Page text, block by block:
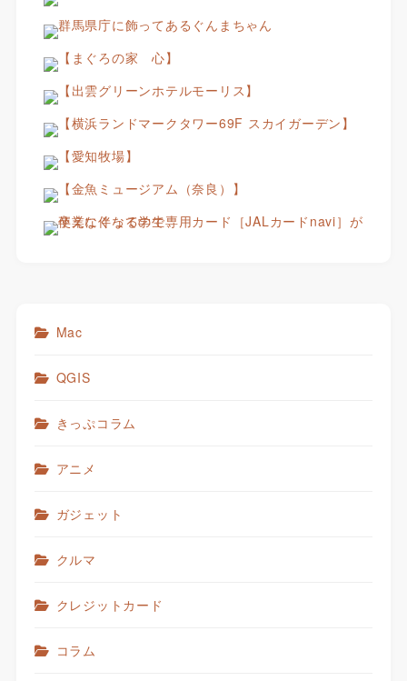
Mac
QGIS
きっぷコラム
アニメ
ガジェット
クルマ
クレジットカード
コラム